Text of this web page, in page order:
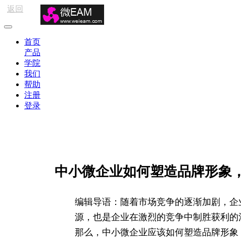
返回
首页
产品
学院
我们
帮助
注册
登录
中小微企业如何塑造品牌形象
编辑导语：随着市场竞争的逐渐加剧，
源，也是企业在激烈的竞争中制胜获利
那么，中小微企业应该如何塑造品牌形象